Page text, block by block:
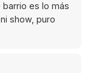
barrio es lo más
show, puro